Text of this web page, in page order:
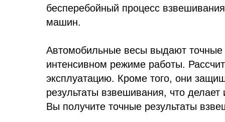
бесперебойный процесс
машин.
Автомобильные весы выдают точные
интенсивном режиме работы.
эксплуатацию. Кроме того, они
результаты взвешивания, что
Вы получите точные результаты